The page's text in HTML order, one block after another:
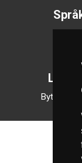
Byt till